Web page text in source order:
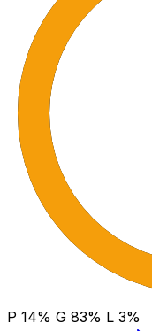
P 14% G 83% L 3%